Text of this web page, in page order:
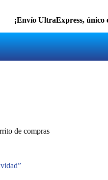
¡Envío UltraExpress, único
de compras